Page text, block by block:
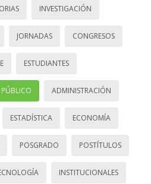
INVESTIGACIÓN
JORNADAS CONGRESOS
ESTUDIANTES
ADMINISTRACIÓN
ESTADÍSTICA ECONOMÍA
POSGRADO POSTÍTULOS
INSTITUCIONALES